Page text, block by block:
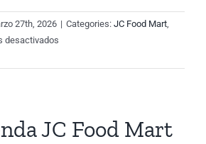
27th, 2026 | Categories: JC Food Mart,
desactivados
JC Food Mart